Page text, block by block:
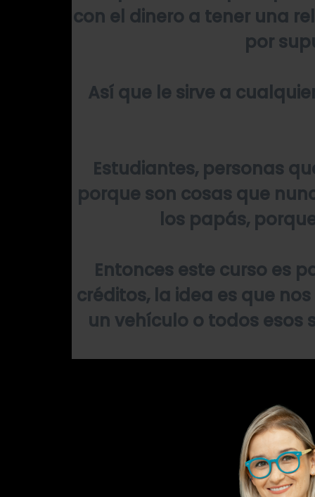
con el dinero a tener una
por
Así que le sirve a
Estudiantes, personas
porque son cosas que
los papás,
Entonces este curso es
créditos, la idea es que
un vehículo o todos esos